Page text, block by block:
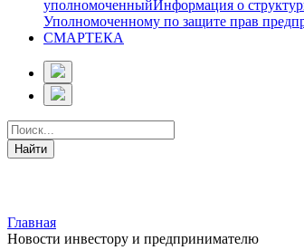
уполномоченныйИнформация о
Уполномоченному по защите прав
СМАРТЕКА
Главная
Новости инвестору и предпринимателю